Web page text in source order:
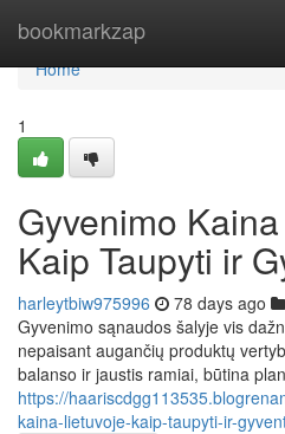
bookmarkzap
Home
Home
1
Gyvenimo
Kaip Taupyti ir
harleytbiw975996 78 days ago
Gyvenimo sąnaudos šalyje vis
nepaisant augančių produktų
balanso ir jaustis ramiai, būtina
https://
kaina-lietuvoje-kaip-taupyti-ir-